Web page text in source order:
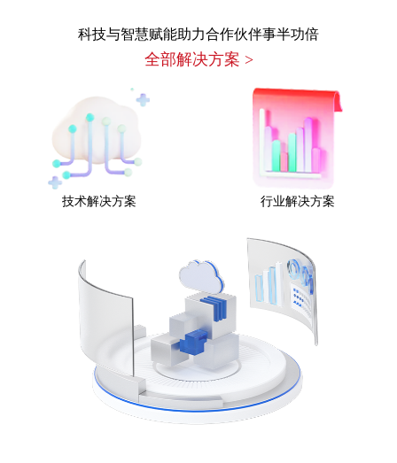
科技与智慧赋能助力合作伙伴事半功倍
全部解决方案 >
技术解决方案 行业解决方案